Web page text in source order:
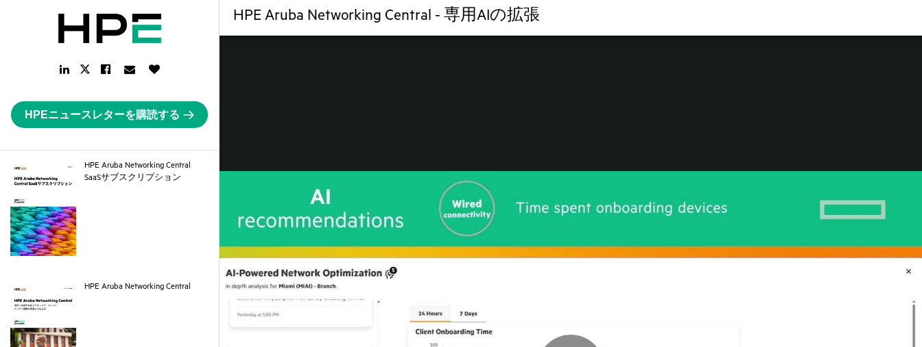
HPE Aruba Networking Central - 専用AIの拡張
LinkedIn
Link
Twitter
Facebook
Link
Email
Link
HPEニュースレターを購読する
HPE Aruba Networking Central
SaaSサブスクリプション
HPE Aruba Networking Central